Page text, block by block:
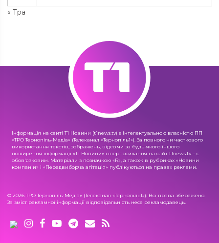
« Тра
Інформація на сайті Т1 Новини (t1news.tv) є інтелектуальною власністю ПП
«ТРО Тернопіль-Медіа» (Телеканал «Тернопіль1»). За повного чи часткового
використання текстів, зображень, відео чи за будь-якого іншого
поширення інформації «Т1 Новини» гіперпосилання на сайт t1news.tv – є
обов'язковим. Матеріали з позначкою «R», а також в рубриках «Новини
компаній» і «Передвиборча агітація» публікуються на правах реклами.
© 2026 ТРО Тернопіль-Медіа» (Телеканал «Тернопіль1»). Всі права збережено.
За зміст рекламної інформації відповідальність несе рекламодавець.